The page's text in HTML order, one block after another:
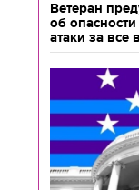
Ветеран
об
атаки за